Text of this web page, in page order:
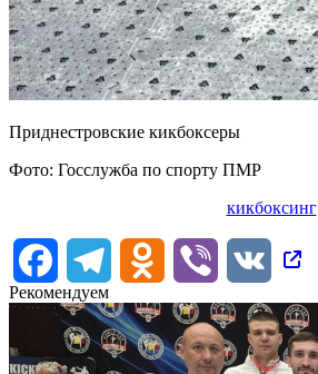
Приднестровские кикбоксеры
Фото: Госслужба по спорту ПМР
кикбоксинг
FacebookTelegram Odnoklassniki
Viber
VK
Рекомендуем